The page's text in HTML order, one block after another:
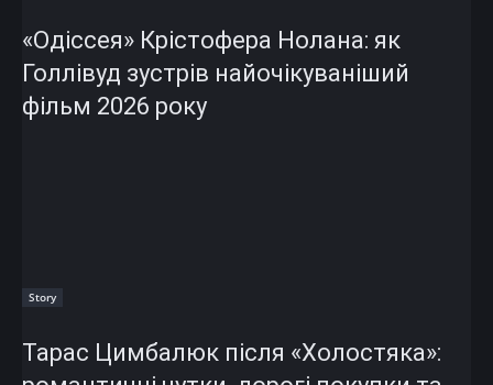
«Одіссея» Крістофера Нолана: як
Голлівуд зустрів найочікуваніший
фільм 2026 року
Story
Тарас Цимбалюк після «Холостяка»: